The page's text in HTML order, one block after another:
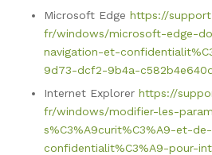
Microsoft Edge https://
fr/windows/microsoft-edge-
navigation-et-
9d73-dcf2-9b4a-
Internet Explorer https://
fr/windows/modifier-les-
s%C3%A9curit%C3%A9-et-de-
confidentialit%C3%A9-pour-